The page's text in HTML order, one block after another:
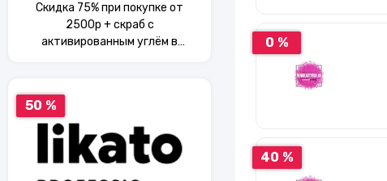
0 %
40 %
Скидка 75% при покупке от
2500р + скраб с
активированным углём в
50 %